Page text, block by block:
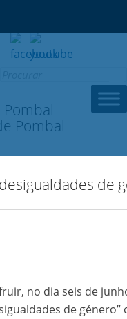
de
no dia seis de
de género”